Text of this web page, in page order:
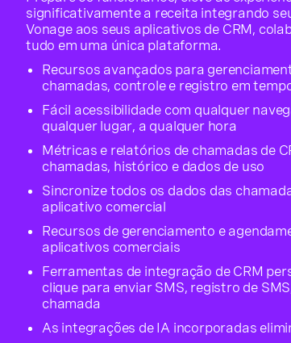
significativamente a receita integrando
Vonage aos seus aplicativos de CRM,
tudo em uma única plataforma.
Recursos avançados para
chamadas, controle e registro em
Fácil acessibilidade com qualquer
qualquer lugar, a qualquer hora
Métricas e relatórios de chamadas de
chamadas, histórico e dados de uso
Sincronize todos os dados das
aplicativo comercial
Recursos de gerenciamento e
aplicativos comerciais
Ferramentas de integração de CRM
clique para enviar SMS, registro de
chamada
As integrações de IA incorporadas